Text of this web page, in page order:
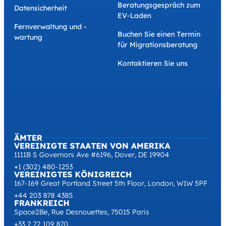
ÄMTER
VEREINIGTE STAATEN VON AMERIKA
1111B S Governors Ave #6196, Dover, DE 19904
+1 (302) 480-1253
VEREINIGTES KÖNIGREICH
167-169 Great Portland Street 5th Floor, London, W1W 5PF
+44 203 878 4385
FRANKREICH
Space2Be, Rue Desnouettes, 75015 Paris
+33 2 72 109 870
Datensicherheit
Fernverwaltung und -
wartung
Beratungsgespräch zum
EV-Laden
Buchen Sie einen Termin
für Migrationsberatung
Kontaktieren Sie uns